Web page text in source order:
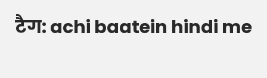
टैग:achi baatein hindi me